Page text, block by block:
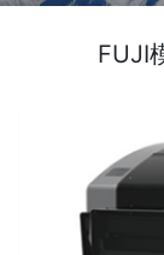
FUJI